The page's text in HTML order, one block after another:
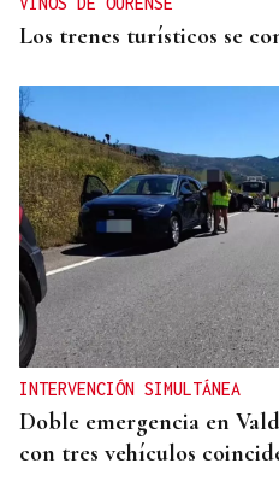
Los trenes turísticos se
INTERVENCIÓN SIMULTÁNEA
Doble emergencia en
con tres vehículos